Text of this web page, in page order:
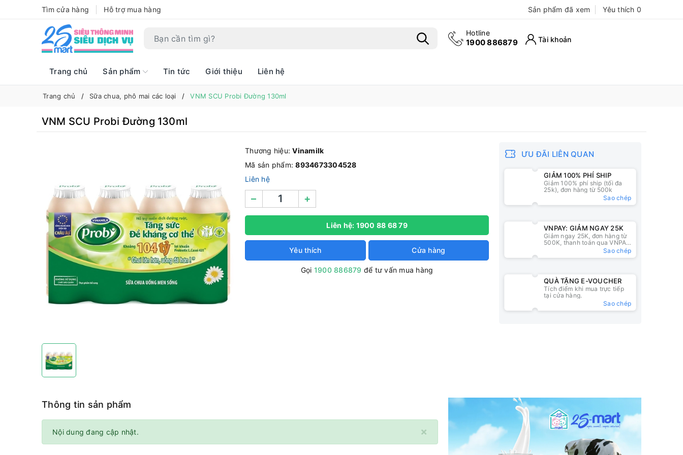
Tìm cửa hàng Hỗ trợ mua hàng Sản phẩm đã xem
Bạn chưa xem sản phẩm nào
Yêu thích 0
Hotline
1900 886879 Tài khoản
Trang chủ Sản phẩm Tin tức Giới thiệu Liên hệ
Trang chủ Sữa chua, phô mai các loại VNM SCU Probi Đường 130ml
VNM SCU Probi Đường 130ml
Thương hiệu:Vinamilk
Mã sản phẩm:8934673304528
Liên hệ
– +
Liên hệ: 1900 88 68 79
Yêu thích Cửa hàng
Gọi 1900 886879 để tư vấn mua hàng
ƯU ĐÃI LIÊN QUAN
GIẢM 100% PHÍ SHIP
Giảm 100% phí ship (tối đa
25k), đơn hàng từ 500k
Sao chép
VNPAY: GIẢM NGAY 25K
Giảm ngay 25K, đơn hàng từ
500K, thanh toán qua VNPAY
Sao chép
QUÀ TẶNG E-VOUCHER
Tích điểm khi mua trực tiếp
tại cửa hàng.
Sao chép
Thông tin sản phẩm
×
Nội dung đang cập nhật.